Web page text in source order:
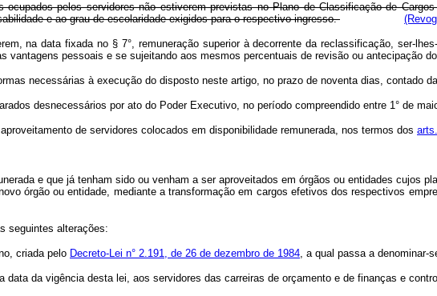
pelos servidores não estiverem previstas no Plano de Classificação de
e ao grau de escolaridade exigidos para o respectivo ingresso.
na data fixada no § 7°, remuneração superior à decorrente da reclassificação, ser-
vantagens pessoais e se sujeitando aos mesmos percentuais de revisão ou antecipação
necessárias à execução do disposto neste artigo, no prazo de noventa dias, contado
desnecessários por ato do Poder Executivo, no período compreendido entre 1° de
de servidores colocados em disponibilidade remunerada, nos termos dos
e que já tenham sido ou venham a ser aproveitados em órgãos ou entidades cujos
órgão ou entidade, mediante a transformação em cargos efetivos dos respectivos
seguintes alterações:
criada pelo Decreto-Lei n° 2.191, de 26 de dezembro de 1984, a qual passa a denominar-
data da vigência desta lei, aos servidores das carreiras de orçamento e de finanças e